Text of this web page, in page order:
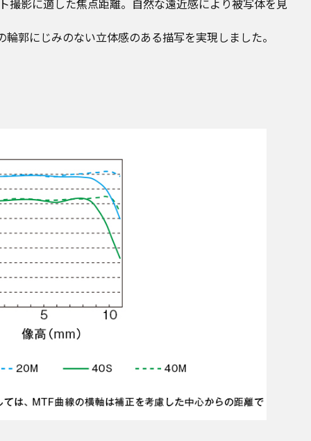
影に適した焦点距離。自然な遠近感により被写体を見
郭にじみのない立体感のある描写を実現しました。